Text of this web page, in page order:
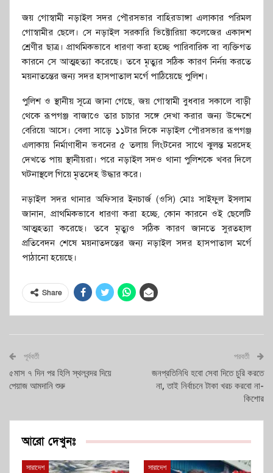
জয় গোস্বামী নড়াইল সদর পৌরসভার বাহিরডাঙ্গা এলাকার পরিমল
গোস্বামীর ছেলে। সে নড়াইল সরকারি ভিক্টোরিয়া কলেজের একাদশ
শ্রেণীর ছাত্র। প্রাথমিকভাবে ধারণা করা হচ্ছে পারিবারিক বা ব্যক্তিগত
কারনে সে আত্মহত্যা করেছে। তবে মৃত্যুর সঠিক কারণ নির্নয় করতে
ময়নাতন্তের জন্য সদর হাসপাতাল মর্গে পাঠিয়েছে পুলিশ।
পুলিশ ও স্থানীয় সূত্রে জানা গেছে, জয় গোস্বামী বুধবার সকালে বাড়ী
থেকে রূপগঞ্জ বাজাওে তার চাচার সঙ্গে দেখা করার জন্য উদ্দেশে
বেরিয়ে আসে। বেলা সাড়ে ১১টার দিকে নড়াইল পৌরসভার রূপগঞ্জ
এলাকায় নির্মাণাধীন ভবনের ৫ তলায় লিংটনের সাথে ঝুলন্ত মরদেহ
দেখতে পায় স্থানীয়রা। পরে নড়াইল সদও থানা পুলিশকে খবর দিলে
ঘটনাস্থলে গিয়ে মৃতদেহ উদ্ধার করে।
নড়াইল সদর থানার অফিসার ইনচার্জ (ওসি) মোঃ সাইফুল ইসলাম
জানান, প্রাথমিকভাবে ধারণা করা হচ্ছে, কোন কারনে ওই ছেলেটি
আত্মহত্যা করেছে। তবে মৃত্যুও সঠিক কারণ জানতে সুরতহাল
প্রতিবেদন শেষে ময়নাতদন্তের জন্য নড়াইল সদর হাসপাতাল মর্গে
পাঠানো হয়েছে।
Share
পূর্ববর্তী
৫মাস ৭ দিন পর হিলি স্থলবন্দর দিয়ে
পেয়াজ আমদানি শুরু
পরবর্তী
জনপ্রতিনিধি হবো সেবা দিতে চুরি করতে
না, তাই নির্বাচনে টাকা খরচ করবো না-
কিশোর
আরো দেখুনঃ
সারাদেশ সারাদেশ